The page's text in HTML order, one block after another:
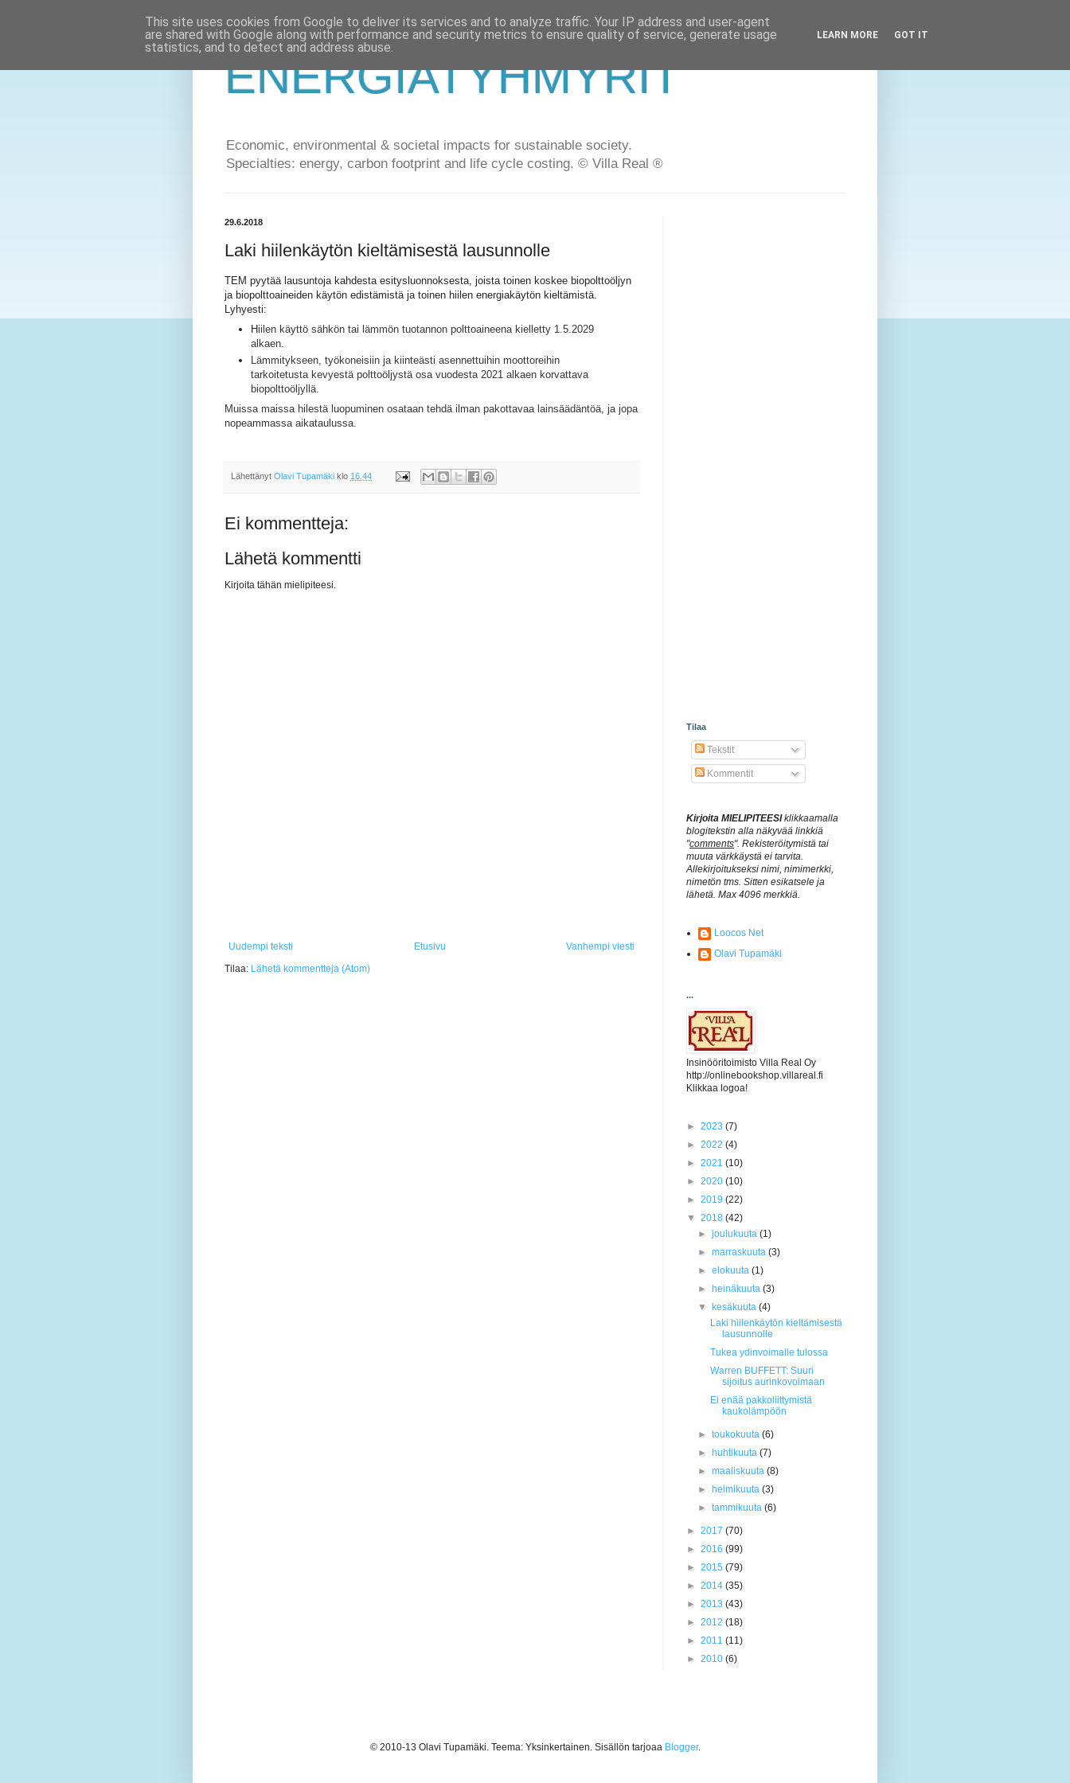
ENERGIATYHMYRIT
Economic, environmental & societal impacts for sustainable society.
Specialties: energy, carbon footprint and life cycle costing. © Villa Real ®
29.6.2018
Laki hiilenkäytön kieltämisestä lausunnolle
TEM pyytää lausuntoja kahdesta esitysluonnoksesta, joista toinen koskee biopolttoöljyn
ja biopolttoaineiden käytön edistämistä ja toinen hiilen energiakäytön kieltämistä.
Lyhyesti:
Hiilen käyttö sähkön tai lämmön tuotannon polttoaineena kielletty 1.5.2029
alkaen.
Lämmitykseen, työkoneisiin ja kiinteästi asennettuihin moottoreihin
tarkoitetusta kevyestä polttoöljystä osa vuodesta 2021 alkaen korvattava
biopolttoöljyllä.
Muissa maissa hilestä luopuminen osataan tehdä ilman pakottavaa lainsäädäntöä, ja jopa
nopeammassa aikataulussa.
Lähettänyt Olavi Tupamäki klo 16.44
Ei kommentteja:
Lähetä kommentti
Kirjoita tähän mielipiteesi.
Uudempi teksti Vanhempi viesti
Etusivu
Tilaa: Lähetä kommentteja (Atom)
Tilaa
Tekstit
Kommentit
Kirjoita MIELIPITEESIklikkaamalla
blogitekstin alla näkyvää linkkiä
"comments". Rekisteröitymistä tai
muuta värkkäystä ei tarvita.
Allekirjoitukseksi nimi, nimimerkki,
nimetön tms. Sitten esikatsele ja
lähetä. Max 4096 merkkiä.
Loocos Net
Olavi Tupamäki
...
Insinööritoimisto Villa Real Oy
http://onlinebookshop.villareal.fi
Klikkaa logoa!
► 2023 (7)
► 2022 (4)
► 2021 (10)
► 2020 (10)
► 2019 (22)
▼ 2018 (42)
►joulukuuta(1)
►marraskuuta(3)
►elokuuta(1)
►
heinäkuuta(3)
▼
kesäkuuta(4)
Laki hiilenkäytön kieltämisestä
lausunnolle
Tukea ydinvoimalle tulossa
Warren BUFFETT: Suuri
sijoitus aurinkovoimaan
Ei enää pakkoliittymistä
kaukolämpöön
►toukokuuta(6)
►
huhtikuuta(7)
►maaliskuuta(8)
►
helmikuuta(3)
►tammikuuta(6)
► 2017 (70)
► 2016 (99)
► 2015 (79)
► 2014 (35)
► 2013 (43)
► 2012 (18)
► 2011 (11)
► 2010 (6)
© 2010-13 Olavi Tupamäki. Teema: Yksinkertainen. Sisällön tarjoaa Blogger.
This site uses cookies from Google to deliver its services and to analyze traffic. Your IP address and user-agent
are shared with Google along with performance and security metrics to ensure quality of service, generate usage
statistics, and to detect and address abuse.
LEARN MORE GOT IT